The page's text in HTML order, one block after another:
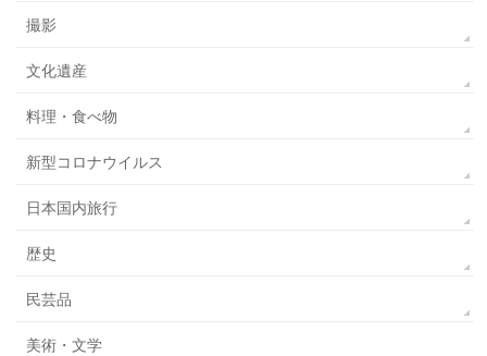
撮影
文化遺産
料理・食べ物
新型コロナウイルス
日本国内旅行
歴史
民芸品
美術・文学